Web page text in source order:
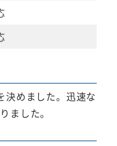
決めました。迅速な
ました。